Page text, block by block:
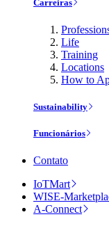
Carreiras
Life
Training
Locations
How to
Sustainability
Funcionários
Contato
IoTMart
WISE-
A-Connect